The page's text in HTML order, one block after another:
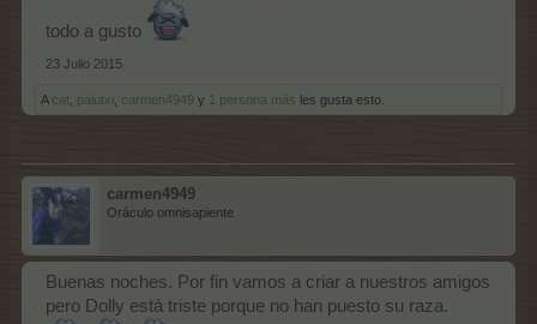
todo a gusto
23 Julio 2015
A cat palutxi carmen4949 y 1 persona más les gusta esto.
carmen4949
Oráculo omnisapiente
Buenas noches. Por fin vamos a criar a nuestros amigos
pero Dolly está triste porque no han puesto su raza.